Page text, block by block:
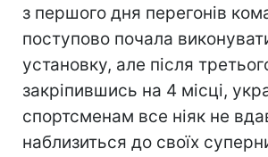
з першого дня перегонів
поступово почала
установку, але після
закріпившись на 4 місці,
спортсменам все ніяк не
наблизиться до своїх